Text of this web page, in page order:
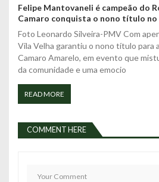
Felipe Mantovaneli é campeão do
Camaro conquista o nono título no
Foto Leonardo Silveira-PMV Com
Vila Velha garantiu o nono título para
Camaro Amarelo, em evento que
da comunidade e uma emocio
READ MORE
COMMENT HERE